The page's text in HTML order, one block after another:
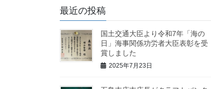
最近の投稿
国土交通大臣より令和7年「海の
日」海事関係功労者大臣表彰を受
賞しました
2025年7月23日